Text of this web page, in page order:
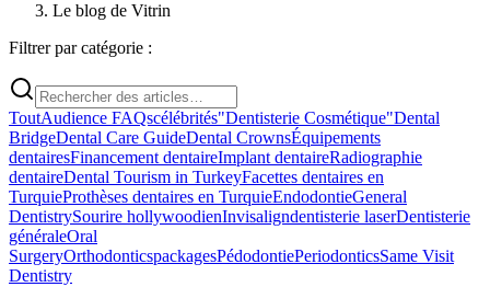
Le blog de Vitrin
Filtrer par catégorie :
ToutAudience FAQscélébrités"Dentisterie Cosmétique"Dental
BridgeDental Care GuideDental CrownsÉquipements
dentairesFinancement dentaireImplant dentaireRadiographie
dentaireDental Tourism in TurkeyFacettes dentaires en
TurquieProthèses dentaires en TurquieEndodontieGeneral
DentistrySourire hollywoodienInvisaligndentisterie laserDentisterie
généraleOral
SurgeryOrthodonticspackagesPédodontiePeriodonticsSame Visit
Dentistry